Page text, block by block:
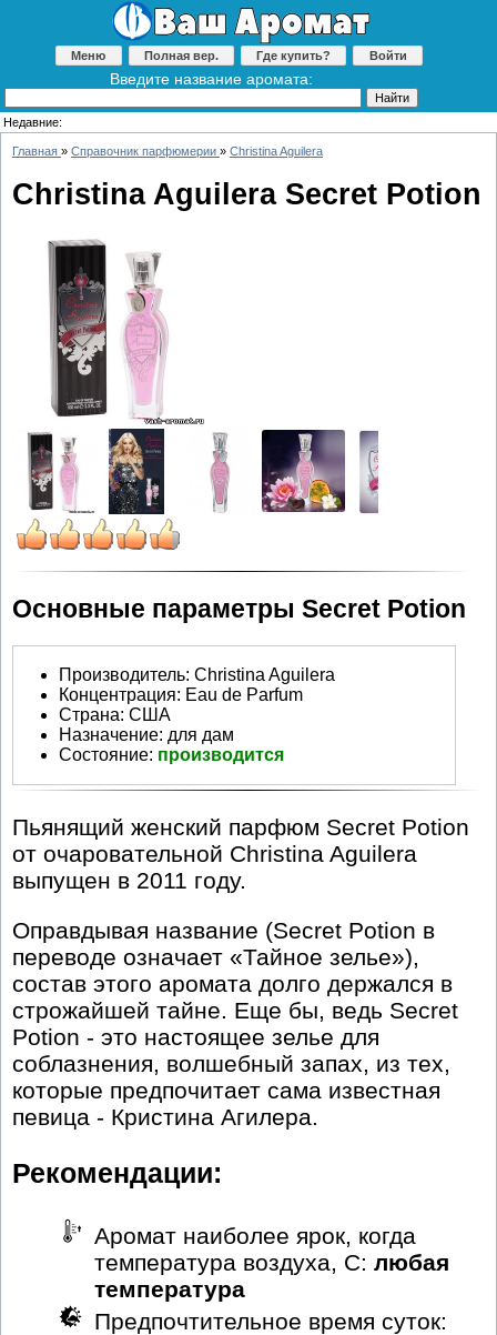
Меню Полная вер. Где купить? Войти
Введите название аромата:
Недавние:
Главная » Справочник парфюмерии » Christina Aguilera
Christina Aguilera Secret Potion
Основные параметры Secret Potion
Производитель: Christina Aguilera
Концентрация: Eau de Parfum
Страна: США
Назначение: для дам
Состояние: производится
Пьянящий женский парфюм Secret Potion
от очаровательной Christina Aguilera
выпущен в 2011 году.
Оправдывая название (Secret Potion в
переводе означает «Тайное зелье»),
состав этого аромата долго держался в
строжайшей тайне. Еще бы, ведь Secret
Potion - это настоящее зелье для
соблазнения, волшебный запах, из тех,
которые предпочитает сама известная
певица - Кристина Агилера.
Рекомендации:
Аромат наиболее ярок, когда
температура воздуха, С: любая
температура
Предпочтительное время суток: